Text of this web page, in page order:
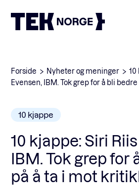
Om oss
Medlemskap
Nyheter
Møteplasser
Kontakt
English
POPULÆRE SØK:
Våre viktigste saker
Medlemskap
Forside Nyheter og meninger
10
Evensen, IBM. Tok grep for å bli
10 kjappe
10 kjappe: Siri
IBM. Tok grep for
på å ta i mot